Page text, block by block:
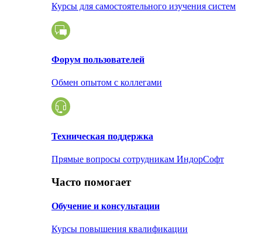
Курсы для самостоятельного изучения систем
Форум пользователей
Обмен опытом с коллегами
Техническая поддержка
Прямые вопросы сотрудникам ИндорСофт
Часто помогает
Обучение и консультации
Курсы повышения квалификации